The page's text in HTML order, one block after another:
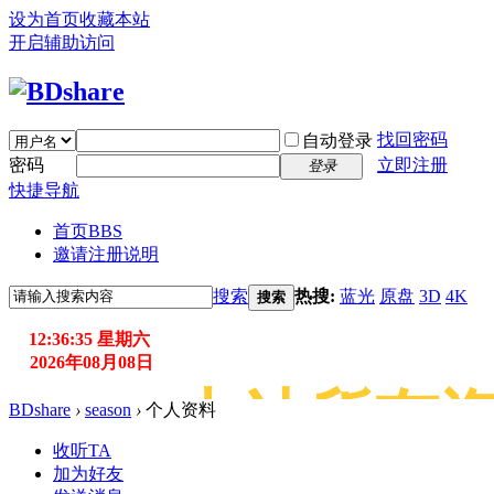
设为首页收藏本站
开启辅助访问
自动登录 找回密码
密码
登录
立即注册
快捷导航
首页BBS
邀请注册说明
搜索 搜索 热搜: 蓝光 原盘 3D 4K
12:36:35 星期六
2026年08月08日
意：本站所有
BDshare › season › 个人资料
收听TA
加为好友